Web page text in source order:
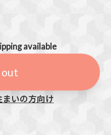
available
out
まいの方向け